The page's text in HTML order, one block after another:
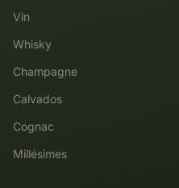
Vin
Whisky
Champagne
Calvados
Cognac
Millésimes